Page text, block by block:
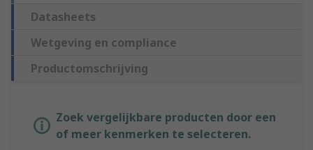
Datasheets
Wetgeving en compliance
Productomschrijving
Zoek vergelijkbare producten door een
of meer kenmerken te selecteren.